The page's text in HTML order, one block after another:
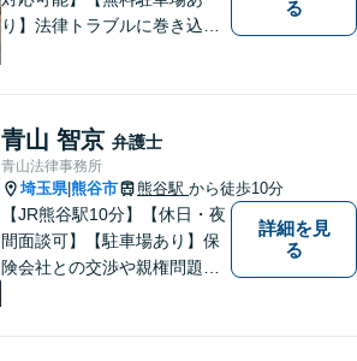
り】法律トラブルに巻き込ま
解決の鍵です。お困りごとが
ございましたら、お気軽にご
相談ください。
る
青山 智京 弁護士
青山法律事務所
埼玉県|熊谷市 熊谷駅 から徒歩10分
【JR熊谷駅10分】【休日・夜
間面談可】【駐車場あり】保
険会社との交渉や親権問題、
詳細を見
る